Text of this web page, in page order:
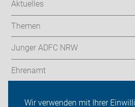
Wir verwenden mit Ihrer
Aktuelles
Themen
Junger ADFC NRW
Ehrenamt